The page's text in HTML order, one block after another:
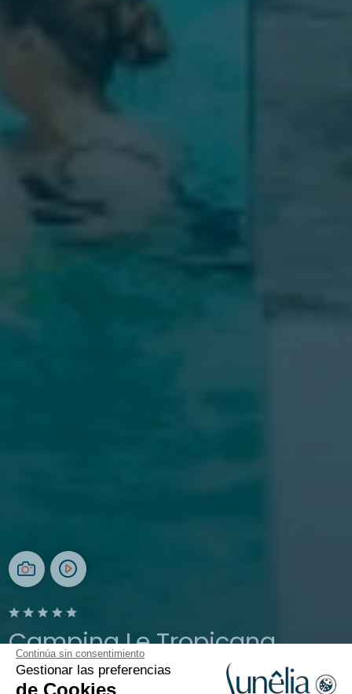
Continúa sin consentimiento
Gestionar las preferencias
de Cookies
Camping Le Tropicana
Saint-Jean-de-Monts, Vendée